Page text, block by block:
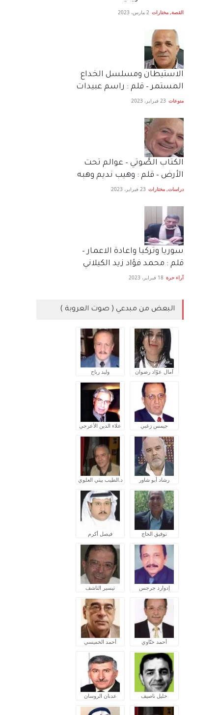
القصة, مختارات 2 مارس، 2023
الاستيطان ومسلسل الخداع
المستمر – قلم : راسم عبيدات
منوعات 23 فبراير، 2023
الكتاب الصَّوتي – عوالم تحت
الأرض – قلم : وهيب نديم وهبه
دراسات, مختارات 23 فبراير، 2023
سوريا وتركيا واعادة الاعمار –
قلم : محمد فؤاد زيد الكيلاني
آراء حرة 18 فبراير، 2023
البعض من مبدعي ( صوت العروبة )
آمال عوّاد رضوان وليد رباح
جيمس زغبي علاء الدين الأعرجي
رشاد أبو شاور د.الطيب بيتي العلوي
توفيق الحاج فيصل أكرم
إدوارد جرجس تيسير الناشف
أحمد ختّاوي أحمد الخميسي
خليل ناصيف عدنان الروسان